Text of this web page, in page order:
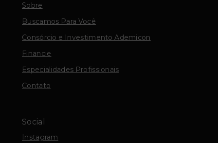
Sobre
Buscamos Para Você
Consórcio e Investimento Ademicon
Financie
Especialidades Profissionais
Contato
Social
Instagram